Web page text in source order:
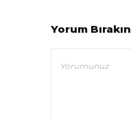
Yorum Bırakın